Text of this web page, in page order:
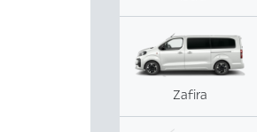
Zafira